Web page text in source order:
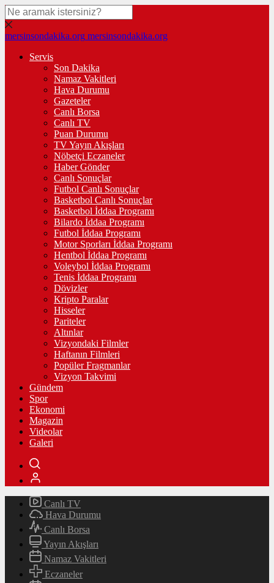
mersinsondakika.org mersinsondakika.org
Servis
Son Dakika
Namaz Vakitleri
Hava Durumu
Gazeteler
Canlı Borsa
Canlı TV
Puan Durumu
TV Yayın Akışları
Nöbetçi Eczaneler
Haber Gönder
Canlı Sonuçlar
Futbol Canlı Sonuçlar
Basketbol Canlı Sonuçlar
Basketbol İddaa Programı
Bilardo İddaa Programı
Futbol İddaa Programı
Motor Sporları İddaa Programı
Hentbol İddaa Programı
Voleybol İddaa Programı
Tenis İddaa Programı
Dövizler
Kripto Paralar
Hisseler
Pariteler
Altınlar
Vizyondaki Filmler
Haftanın Filmleri
Popüler Fragmanlar
Vizyon Takvimi
Gündem
Spor
Ekonomi
Magazin
Videolar
Galeri
Canlı TV
Hava Durumu
Canlı Borsa
Yayın Akışları
Namaz Vakitleri
Eczaneler